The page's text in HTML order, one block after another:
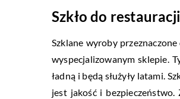
Szkło do restauracji
Szklane wyroby
wyspecjalizowanym sklepie.
ładną i będą służyły latami.
jest jakość i